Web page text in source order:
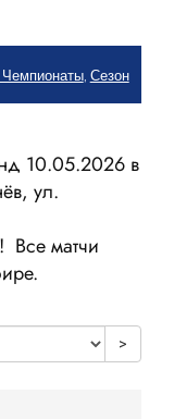
, Сезон
10.05.2026 в
ул.
Все матчи
>